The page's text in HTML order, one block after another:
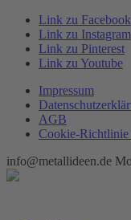
Link zu Facebook
Link zu Instagram
Link zu Pinterest
Link zu Youtube
Impressum
AGB
Cookie-
info@metallideen.de